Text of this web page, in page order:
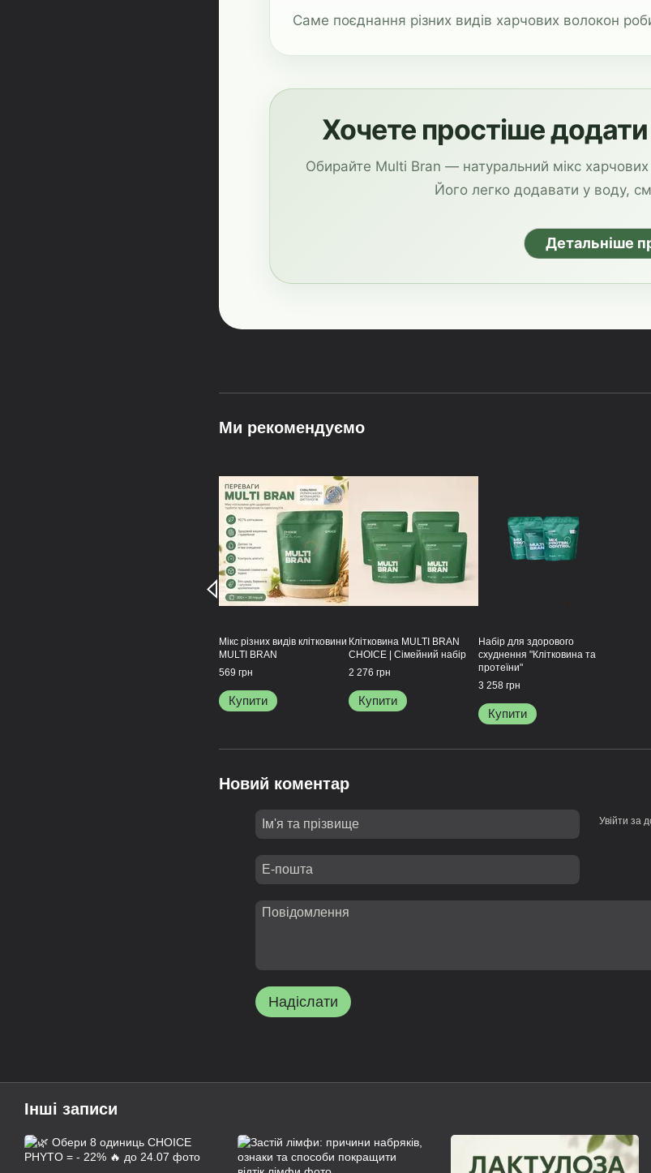
Саме поєднання різних видів харчових волокон
Хочете простіше додати
Обирайте Multi Bran — натуральний мікс харчових
Його легко додавати у воду,
Детальніше
Ми рекомендуємо
Мікс різних видів клітковини
MULTI BRAN
569 грн
Купити
Клітковина MULTI BRAN
CHOICE | Сімейний набір
2 276 грн
Купити
Набір для здорового
схуднення "Клітковина та
протеїни"
3 258 грн
Купити
Новий коментар
Увійти за
Надіслати
Інші записи